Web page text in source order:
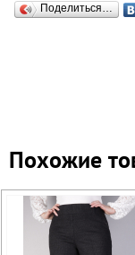
Поделиться…
Похожие